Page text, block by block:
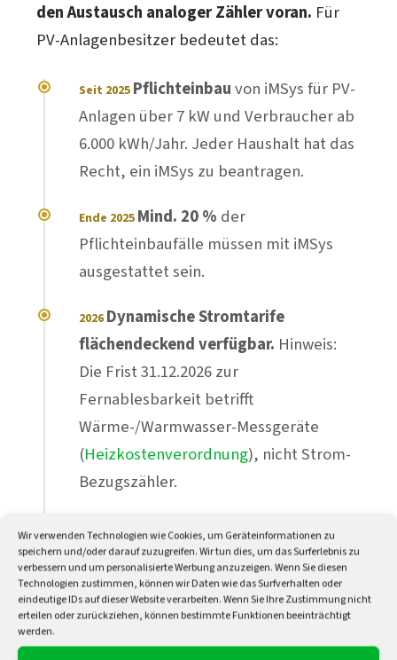
Wir verwenden Technologien wie Cookies, um Geräteinformationen zu
speichern und/oder darauf zuzugreifen. Wir tun dies, um das Surferlebnis zu
verbessern und um personalisierte Werbung anzuzeigen. Wenn Sie diesen
Technologien zustimmen, können wir Daten wie das Surfverhalten oder
eindeutige IDs auf dieser Website verarbeiten. Wenn Sie Ihre Zustimmung nicht
erteilen oder zurückziehen, können bestimmte Funktionen beeinträchtigt
werden.
den Austausch analoger Zähler voran. Für
PV-Anlagenbesitzer bedeutet das:
Seit 2025 Pflichteinbauvon iMSys für PV-
Anlagen über 7 kW und Verbraucher ab
6.000 kWh/Jahr. Jeder Haushalt hat das
Recht, ein iMSys zu beantragen.
Ende 2025 Mind. 20 % der
Pflichteinbaufälle müssen mit iMSys
ausgestattet sein.
2026 Dynamische Stromtarife
flächendeckend verfügbar. Hinweis:
Die Frist 31.12.2026 zur
Fernablesbarkeit betrifft
Wärme-/Warmwasser-Messgeräte
(Heizkostenverordnung), nicht Strom-
Bezugszähler.
2028 Mind. 50 %der Pflichtfälle
ausgestattet. Pflichteinbau auch für
Großverbraucher über 100.000
kWh/Jahr.
95 % aller Pflichtfälle bis